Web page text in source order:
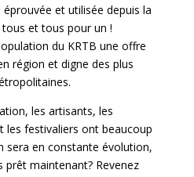
et utilisée depuis la
et tous pour un !
du KRTB une offre
région et digne des plus
les artisants, les
les festivaliers ont beaucoup
sera en constante évolution,
prêt maintenant? Revenez